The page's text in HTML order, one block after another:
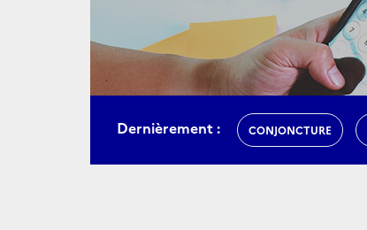
Dernièrement : CONJONCTURE